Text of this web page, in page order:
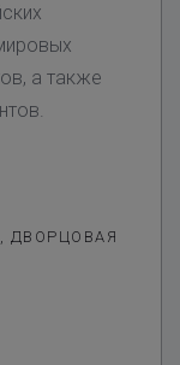
а также
ДВОРЦОВАЯ